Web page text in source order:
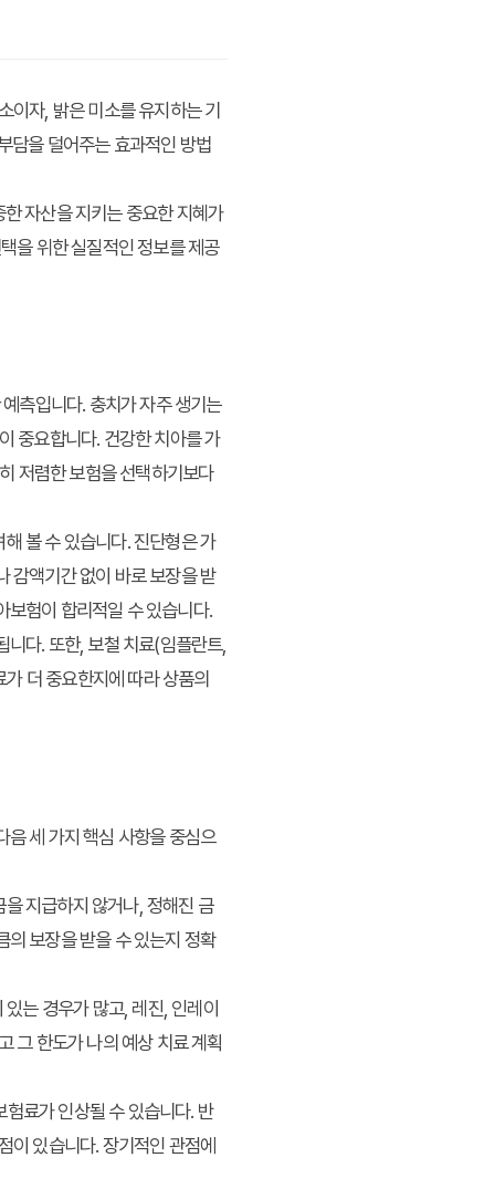
이자, 밝은 미소를 유지하는 기
담을 덜어주는 효과적인 방법
자산을 지키는 중요한 지혜가
을 위한 실질적인 정보를 제공
측입니다. 충치가 자주 생기는
중요합니다. 건강한 치아를 가
저렴한 보험을 선택하기보다
볼 수 있습니다. 진단형은 가
감액기간 없이 바로 보장을 받
보험이 합리적일 수 있습니다.
니다. 또한, 보철 치료(임플란트,
더 중요한지에 따라 상품의
음 세 가지 핵심 사항을 중심으
지급하지 않거나, 정해진 금
의 보장을 받을 수 있는지 정확
는 경우가 많고, 레진, 인레이
그 한도가 나의 예상 치료 계획
료가 인상될 수 있습니다. 반
이 있습니다. 장기적인 관점에